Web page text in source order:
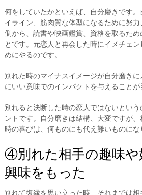
何をしていたかといえば、自分磨きです
イライン、筋肉質な体型になるために努
側から、読書や映画鑑賞、資格を取るため
とです。元恋人と再会した時にイメチェ
めにやるのです。
別れた時のマイナスイメージが自分磨き
にいい意味でのインパクトを与えることが
別れると決断した時の恋人ではないとい
ントです。自分磨きは結構、大変ですが
時の喜びは、何ものにも代え難いものにな
④別れた相手の趣味や
興味をもった
別れて復縁を思い立った時、それまでは